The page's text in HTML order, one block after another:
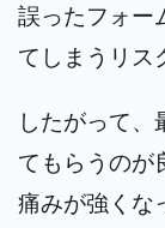
誤ったフォー
てしまうリス
したがって、
てもらうのが
痛みが強くな